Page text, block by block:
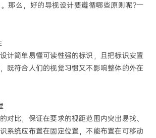
那么，好的导视设计要遵循哪些原则呢?一
计简单易懂可读性强的标识，且把标识安置
既符合人们的视觉习惯又不影响整体的外在
对比，保证在要求的视距范围内突出易找、
系统应布置在固定位置，不能布置在可移动